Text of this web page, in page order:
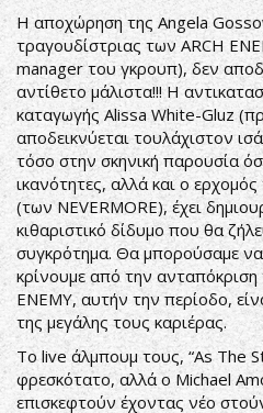
Η αποχώρηση της Angela
τραγουδίστριας των ARCH
manager του γκρουπ), δεν
αντίθετο μάλιστα!!! Η
καταγωγής Alissa White-Gluz
αποδεικνύεται τουλάχιστον
τόσο στην σκηνική παρουσία
ικανότητες, αλλά και ο
(των NEVERMORE), έχει
κιθαριστικό δίδυμο που θα
συγκρότημα. Θα μπορούσαμε
κρίνουμε από την ανταπόκριση
ENEMY, αυτήν την περίοδο,
της μεγάλης τους καριέρας.
Το live άλμπουμ τους, “As The
φρεσκότατο, αλλά ο Michael
επισκεφτούν έχοντας νέο